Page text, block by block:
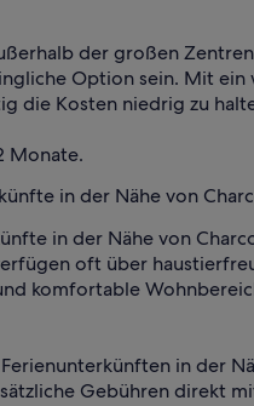
der großen
Option sein. Mit
die Kosten niedrig zu
Monate.
in der Nähe von
in der Nähe von
oft über
komfortable
in der
Gebühren direkt